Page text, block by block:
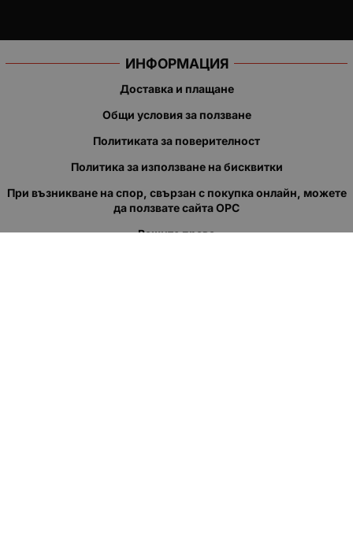
ИНФОРМАЦИЯ
Доставка и плащане
Общи условия за ползване
Политиката за поверителност
Политика за използване на бисквитки
При възникване на спор, свързан с покупка онлайн, можете
да ползвате сайта ОРС
Вашите права